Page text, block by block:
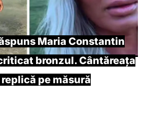
Maria Constantin
bronzul. Cântăreața
pe măsură